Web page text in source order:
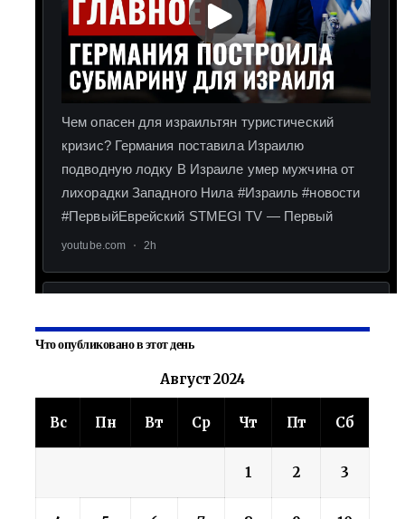
Что опубликовано в этот день
Август 2024
Вс Пн Вт Ср Чт Пт Сб
1 2 3